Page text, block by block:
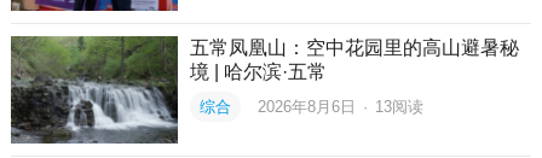
五常凤凰山：空中花园里的高山避暑秘
境 | 哈尔滨·五常
综合 2026年8月6日 · 13阅读